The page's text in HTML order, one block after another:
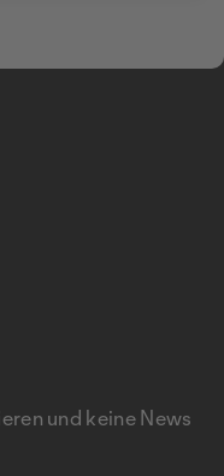
und keine News